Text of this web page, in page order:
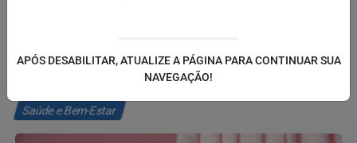
Saúde e Bem-Estar
APÓS DESABILITAR, ATUALIZE A PÁGINA PARA CONTINUAR SUA
NAVEGAÇÃO!